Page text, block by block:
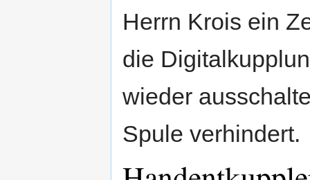
Herrn Krois ein
die
wieder
Spule verhindert.